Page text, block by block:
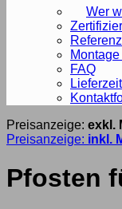
Wer
FAQ
Preisanzeige: exkl.
Preisanzeige: inkl.
Pfosten